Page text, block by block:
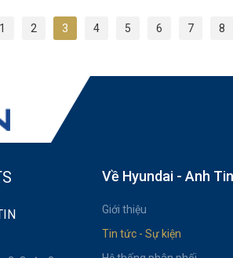
1 2 3 4 5 6 7 8
Về Hyundai - Anh Tin
Giới thiệu
Tin tức - Sự kiện